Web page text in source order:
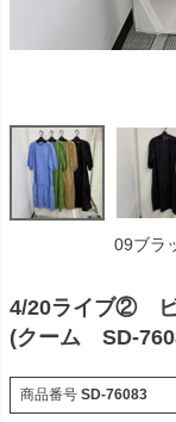
09ブラ
4/20ライブ② ビ
(クーム SD-
商品番号 SD-76083